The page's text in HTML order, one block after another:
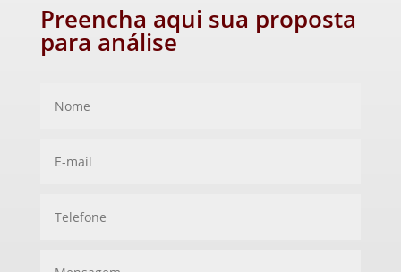
Preencha aqui sua proposta
para análise